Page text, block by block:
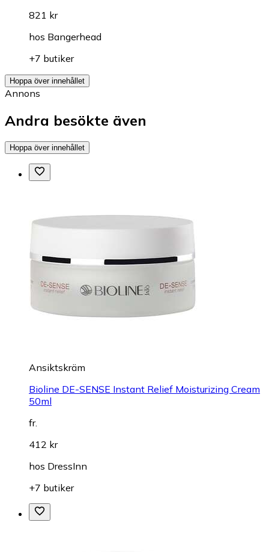
821 kr
hos Bangerhead
+7 butiker
Hoppa över innehållet
Annons
Andra besökte även
Hoppa över innehållet
Ansiktskräm
Bioline DE-SENSE Instant Relief Moisturizing Cream
50ml
fr.
412 kr
hos DressInn
+7 butiker